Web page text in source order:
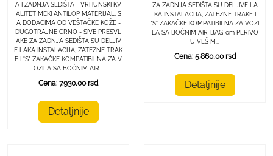
A I ZADNJA SEDIŠTA - VRHUNSKI KV
ALITET MEKI ANTILOP MATERIJAL, S
A DODACIMA OD VEŠTAČKE KOŽE -
DUGOTRAJNE CRNO - SIVE PRESVL
AKE ZA ZADNJA SEDIŠTA SU DELJIV
E LAKA INSTALACIJA, ZATEZNE TRAK
E I "S" ZAKAČKE KOMPATIBILNA ZA V
OZILA SA BOČNIM AIR...
Cena: 7.930,00 rsd
Detaljnije
ZA ZADNJA SEDIŠTA SU DELJIVE LA
KA INSTALACIJA, ZATEZNE TRAKE I
"S" ZAKAČKE KOMPATIBILNA ZA VOZI
LA SA BOČNIM AIR-BAG-om PERIVO
U VEŠ M...
Cena: 5.860,00 rsd
Detaljnije